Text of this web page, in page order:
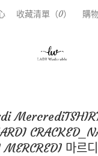
收藏清單（0） 購
마르